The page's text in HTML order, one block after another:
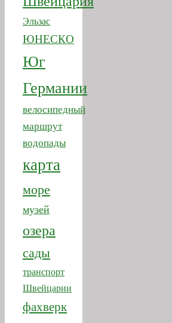
Юг
Германии
велосипедный
водопады
карта
море
музей
сады
Швейцарии
фахверк